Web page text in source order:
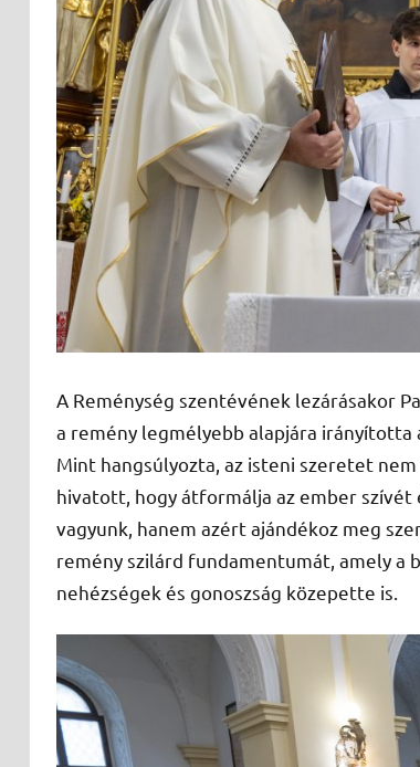
A Reménység szentévének lezárásakor
a remény legmélyebb alapjára
Mint hangsúlyozta, az isteni szeretet
hivatott, hogy átformálja az ember
vagyunk, hanem azért ajándékoz meg
remény szilárd fundamentumát, amely a
nehézségek és gonoszság közepette is.